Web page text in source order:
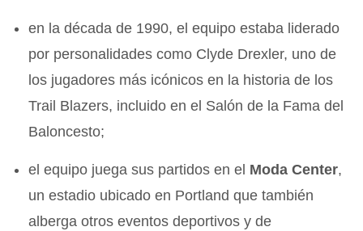
en la década de 1990, el equipo estaba liderado
por personalidades como Clyde Drexler, uno de
los jugadores más icónicos en la historia de los
Trail Blazers, incluido en el Salón de la Fama del
Baloncesto;
el equipo juega sus partidos en el Moda Center,
un estadio ubicado en Portland que también
alberga otros eventos deportivos y de